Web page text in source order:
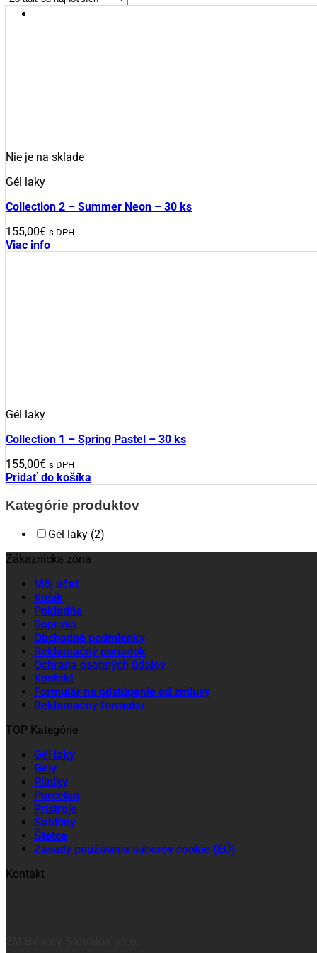
Nie je na sklade
Gél laky
Collection 2 – Summer Neon – 30 ks
155,00€ s DPH
Viac info
Gél laky
Collection 1 – Spring Pastel – 30 ks
155,00€ s DPH
Pridať do košíka
Kategórie produktov
Gél laky (2)
Zákaznícka zóna
Môj účet
Košík
Pokladňa
Doprava
Obchodné podmienky
Reklamačný poriadok
Ochrana osobných údajov
Kontakt
Formulár na odstúpenie od zmluvy
Reklamačný formulár
TOP Kategórie
Gél laky
Gély
Pilníky
Porcelán
Prístroje
Šablóny
Štetce
Zásady používania súborov cookie (EÚ)
Kontakt